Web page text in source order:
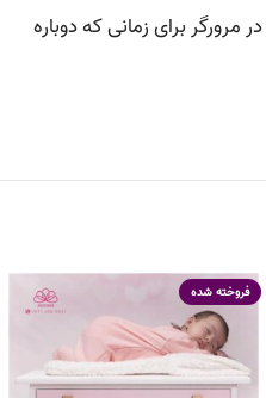
برای زمانی که دوباره
فروخته شده